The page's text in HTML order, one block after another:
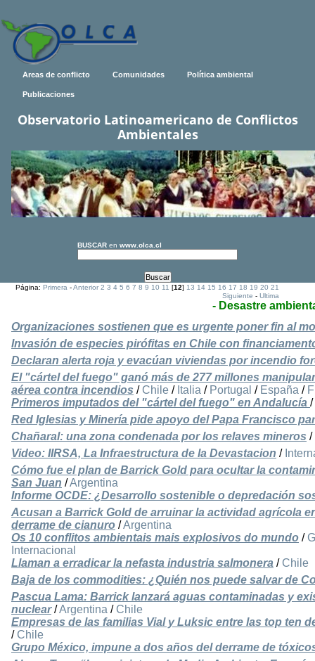
Areas de conflicto Comunidades Política ambiental
Publicaciones
Observatorio Latinoamericano de Conflictos
Ambientales
BUSCAR en www.olca.cl
Página:Primera -Anterior 2 3 4 5 6 7 8 9 10 11 [12]13 14 15 16 17 18 19 20 21
Siguiente -Ultima
- Desastre
Organizaciones sostienen que es urgente poner fin al
Invasión de especies pirófitas en Chile con
Declaran alerta roja y evacúan viviendas por incendio
El "cártel del fuego" ganó más de 277 millones
aérea contra incendios / Chile / Italia / Portugal / España /
Primeros imputados del "cártel del fuego" en Andalucía /
Red Iglesias y Minería pide apoyo del Papa Francisco
Chañaral: una zona condenada por los relaves mineros /
Video: IIRSA, La Infraestructura de la Devastacion /
Cómo fue el plan de Barrick Gold para ocultar la
San Juan /Argentina
Informe OCDE: ¿Desarrollo sostenible o depredación
Acusan a Barrick Gold de arruinar la actividad agrícola
derrame de cianuro /Argentina
Os 10 conflitos ambientais mais explosivos do mundo /
Internacional
Llaman a erradicar la nefasta industria salmonera / Chile
Baja de los commodities: ¿Quién nos puede salvar de
Pascua Lama: Barrick lanzará aguas contaminadas y
nuclear/Argentina / Chile
Empresas de las familias Vial y Luksic entre las top ten
/ Chile
Grupo México, impune a dos años del derrame de